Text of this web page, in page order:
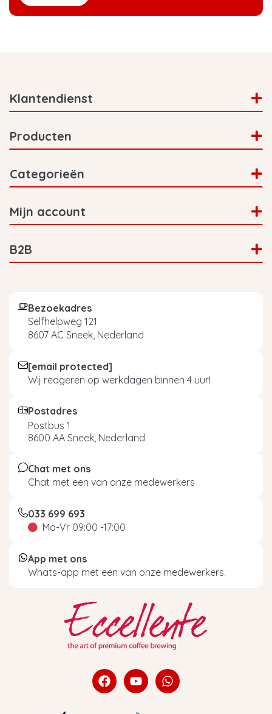
Klantendienst
Producten
Categorieën
Mijn account
B2B
Bezoekadres
Selfhelpweg 121
8607 AC Sneek, Nederland
[email protected]
Wij reageren op werkdagen binnen 4 uur!
Postadres
Postbus 1
8600 AA Sneek, Nederland
Chat met ons
Chat met een van onze medewerkers
033 699 693
Ma-Vr 09:00 -17:00
App met ons
Whats-app met een van onze medewerkers.